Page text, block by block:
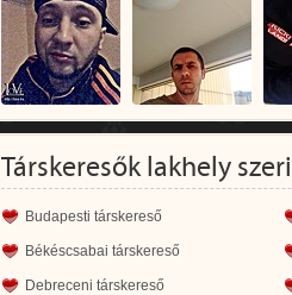
Társkeresők lakhely
Budapesti társkereső
Békéscsabai társkereső
Debreceni társkereső